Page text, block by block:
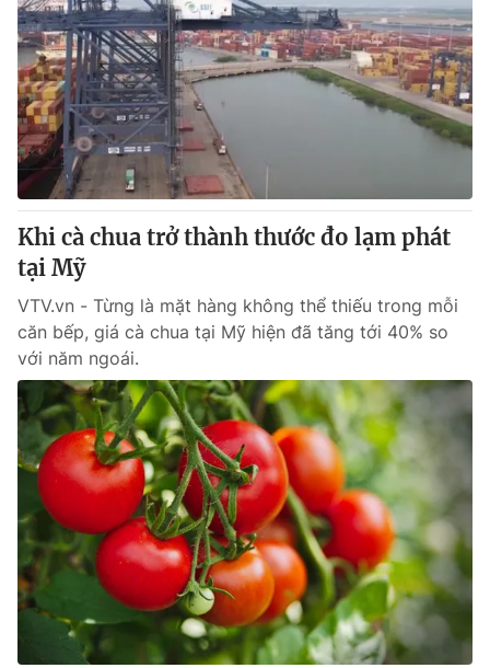
Khi cà chua trở thành thước đo lạm phát
tại Mỹ
VTV.vn - Từng là mặt hàng không thể thiếu trong mỗi
căn bếp, giá cà chua tại Mỹ hiện đã tăng tới 40% so
với năm ngoái.